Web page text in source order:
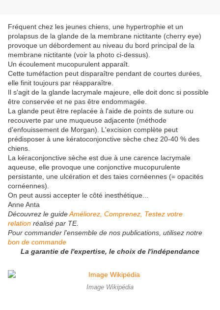
Fréquent chez les jeunes chiens, une hypertrophie et un
prolapsus de la glande de la membrane nictitante (cherry eye)
provoque un débordement au niveau du bord principal de la
membrane nictitante (voir la photo ci-dessus).
Un écoulement mucopurulent apparaît.
Cette tuméfaction peut disparaître pendant de courtes durées,
elle finit toujours par réapparaître.
Il s'agit de la glande lacrymale majeure, elle doit donc si possible
être conservée et ne pas être endommagée.
La glande peut être replacée à l'aide de points de suture ou
recouverte par une muqueuse adjacente (méthode
d'enfouissement de Morgan). L'excision complète peut
prédisposer à une kératoconjonctive sèche chez 20-40 % des
chiens.
La kéraconjonctive sèche est due à une carence lacrymale
aqueuse, elle provoque une conjonctive mucopurulente
persistante, une ulcération et des taies cornéennes (= opacités
cornéennes).
On peut aussi accepter le côté inesthétique...
Anne Anta
Découvrez le guideAméliorez, Comprenez, Testez votre
relation réalisé par TE.
Pour commander l'ensemble de nos publications , utilisez notre
bon de commande
La garantie de l'expertise, le choix de l'indépendance
Image Wikipédia